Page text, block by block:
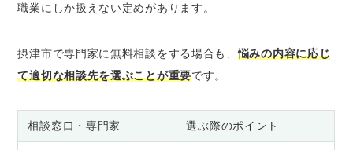
職業にしか扱えない定めがあります。
摂津市で専門家に無料相談をする場合も、悩みの内容に応じ
て適切な相談先を選ぶことが重要です。
相談窓口・専門家 選ぶ際のポイント